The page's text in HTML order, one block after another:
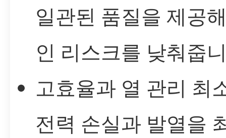
일관된 품질을 제공
인 리스크를 낮춰줍
고효율과 열 관리 최
전력 손실과 발열을